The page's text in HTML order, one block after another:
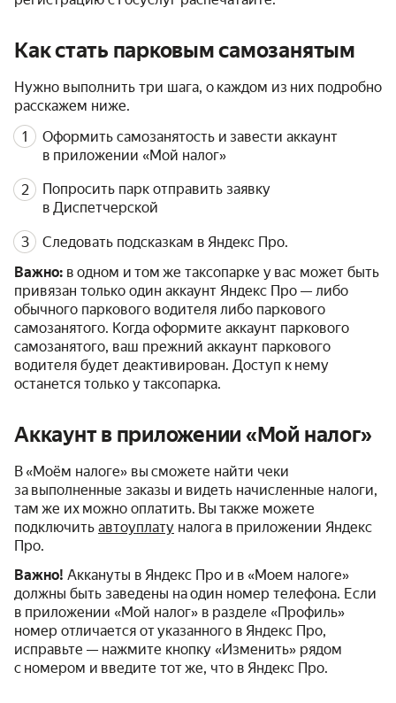
Как стать парковым самозанятым
Нужно выполнить три шага, о каждом из них подробно
расскажем ниже.
Оформить самозанятость и завести аккаунт
в приложении «Мой налог»
Попросить парк отправить заявку
в Диспетчерской
Следовать подсказкам в Яндекс Про.
Важно: в одном и том же таксопарке у вас может быть
привязан только один аккаунт Яндекс Про — либо
обычного паркового водителя либо паркового
самозанятого. Когда оформите аккаунт паркового
самозанятого, ваш прежний аккаунт паркового
водителя будет деактивирован. Доступ к нему
останется только у таксопарка.
Аккаунт в приложении «Мой налог»
В «Моём налоге» вы сможете найти чеки
за выполненные заказы и видеть начисленные налоги,
там же их можно оплатить. Вы также можете
подключить автоуплату налога в приложении Яндекс
Про.
Важно! Аккануты в Яндекс Про и в «Моем налоге»
должны быть заведены на один номер телефона. Если
в приложении «Мой налог» в разделе «Профиль»
номер отличается от указанного в Яндекс Про,
исправьте — нажмите кнопку «Изменить» рядом
с номером и введите тот же, что в Яндекс Про.